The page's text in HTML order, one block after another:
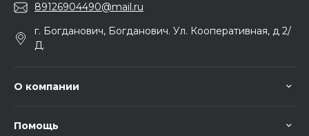
89126904490@mail.ru
г. Богданович, Богданович. Ул. Кооперативная, д 2/
Д.
О компании
Помощь